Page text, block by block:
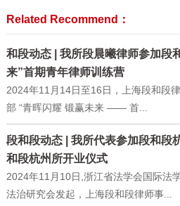
Related Recommend：
和段动态 | 我所段晨曦律师参加段
来”首期青年律师训练营
2024年11月14日至16日，上海段和段
部 “青晖闪耀 锻赢未来 —— 首...
段和段动态 | 我所代表参加段和段
和段杭州所开业仪式
2024年11月10日,浙江省法学会国际法
法治研究会发起，上海段和段律师事...